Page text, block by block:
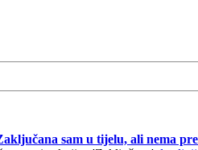
sam u tijelu, ali nema